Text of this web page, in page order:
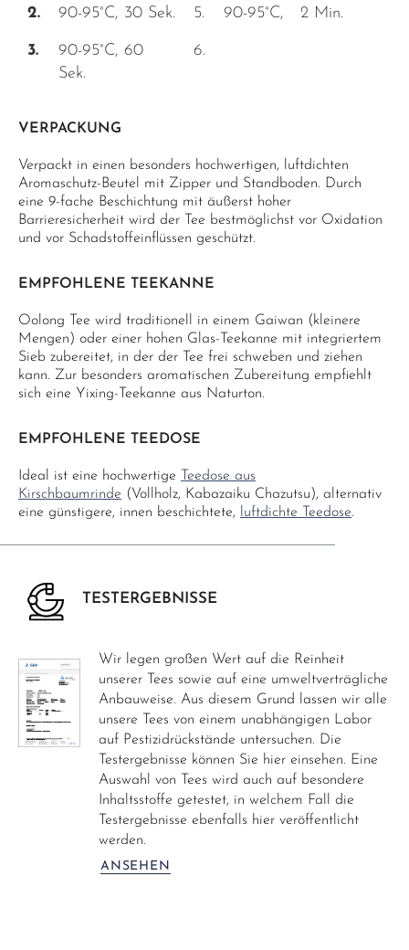
2. 90-95°C, 30 Sek. 5. 90-95°C, 2 Min.
3.
90-95°C, 60
Sek.
6.
VERPACKUNG
Verpackt in einen besonders hochwertigen, luftdichten
Aromaschutz-Beutel mit Zipper und Standboden. Durch
eine 9-fache Beschichtung mit äußerst hoher
Barrieresicherheit wird der Tee bestmöglichst vor Oxidation
und vor Schadstoffeinflüssen geschützt.
EMPFOHLENE TEEKANNE
Oolong Tee wird traditionell in einem Gaiwan (kleinere
Mengen) oder einer hohen Glas-Teekanne mit integriertem
Sieb zubereitet, in der der Tee frei schweben und ziehen
kann. Zur besonders aromatischen Zubereitung empfiehlt
sich eine Yixing-Teekanne aus Naturton.
EMPFOHLENE TEEDOSE
Ideal ist eine hochwertige
Teedose aus
Kirschbaumrinde (Vollholz, Kabazaiku Chazutsu), alternativ
eine günstigere, innen beschichtete,
luftdichte Teedose.
TESTERGEBNISSE
Wir legen großen Wert auf die Reinheit
unserer Tees sowie auf eine umweltverträgliche
Anbauweise. Aus diesem Grund lassen wir alle
unsere Tees von einem unabhängigen Labor
auf Pestizidrückstände untersuchen. Die
Testergebnisse können Sie hier einsehen. Eine
Auswahl von Tees wird auch auf besondere
Inhaltsstoffe getestet, in welchem Fall die
Testergebnisse ebenfalls hier veröffentlicht
werden.
ANSEHEN